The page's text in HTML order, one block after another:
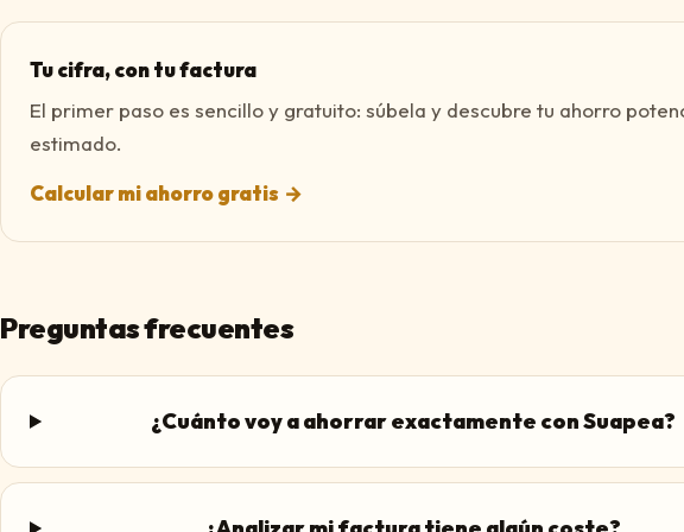
Tu cifra, con tu factura
El primer paso es sencillo y gratuito: súbela y descubre tu ahorro
estimado.
Calcular mi ahorro gratis →
Preguntas frecuentes
¿Cuánto voy a ahorrar exactamente con Suapea?